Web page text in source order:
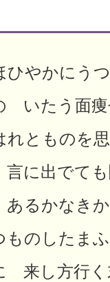
ひやかにう
いたう面
れとものを
に出でても
るかなきか
ものしたま
来し方行く